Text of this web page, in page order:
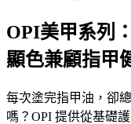
OPI美甲系列
顯色兼顧指甲
每次塗完指甲油，卻
嗎？OPI 提供從基礎